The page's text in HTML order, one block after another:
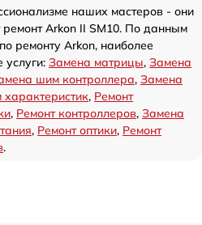
наших мастеров - они
Arkon II SM10. По данным
ремонту Arkon, наиболее
Замена матрицы, Замена
шим контроллера, Замена
, Ремонт
, Ремонт контроллеров, Замена
, Ремонт оптики, Ремонт
.